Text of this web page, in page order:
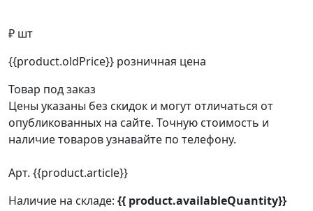
₽ шт
{{product.oldPrice}} розничная цена
Товар под заказ
Цены указаны без скидок и могут отличаться от
опубликованных на сайте. Точную стоимость и
наличие товаров узнавайте по телефону.
Арт. {{product.article}}
Наличие на складе: {{ product.availableQuantity}}